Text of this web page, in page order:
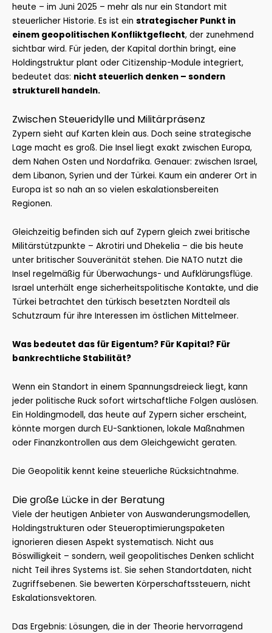
heute – im Juni 2025 – mehr als nur ein Standort mit
steuerlicher Historie. Es ist ein strategischer Punkt in
einem geopolitischen Konfliktgeflecht, der zunehmend
sichtbar wird. Für jeden, der Kapital dorthin bringt, eine
Holdingstruktur plant oder Citizenship-Module integriert,
bedeutet das: nicht steuerlich denken – sondern
strukturell handeln.
Zwischen Steueridylle und Militärpräsenz
Zypern sieht auf Karten klein aus. Doch seine strategische
Lage macht es groß. Die Insel liegt exakt zwischen Europa,
dem Nahen Osten und Nordafrika. Genauer: zwischen Israel,
dem Libanon, Syrien und der Türkei. Kaum ein anderer Ort in
Europa ist so nah an so vielen eskalationsbereiten
Regionen.
Gleichzeitig befinden sich auf Zypern gleich zwei britische
Militärstützpunkte – Akrotiri und Dhekelia – die bis heute
unter britischer Souveränität stehen. Die NATO nutzt die
Insel regelmäßig für Überwachungs- und Aufklärungsflüge.
Israel unterhält enge sicherheitspolitische Kontakte, und die
Türkei betrachtet den türkisch besetzten Nordteil als
Schutzraum für ihre Interessen im östlichen Mittelmeer.
Was bedeutet das für Eigentum? Für Kapital? Für
bankrechtliche Stabilität?
Wenn ein Standort in einem Spannungsdreieck liegt, kann
jeder politische Ruck sofort wirtschaftliche Folgen auslösen.
Ein Holdingmodell, das heute auf Zypern sicher erscheint,
könnte morgen durch EU-Sanktionen, lokale Maßnahmen
oder Finanzkontrollen aus dem Gleichgewicht geraten.
Die Geopolitik kennt keine steuerliche Rücksichtnahme.
Die große Lücke in der Beratung
Viele der heutigen Anbieter von Auswanderungsmodellen,
Holdingstrukturen oder Steueroptimierungspaketen
ignorieren diesen Aspekt systematisch. Nicht aus
Böswilligkeit – sondern, weil geopolitisches Denken schlicht
nicht Teil ihres Systems ist. Sie sehen Standortdaten, nicht
Zugriffsebenen. Sie bewerten Körperschaftssteuern, nicht
Eskalationsvektoren.
Das Ergebnis: Lösungen, die in der Theorie hervorragend